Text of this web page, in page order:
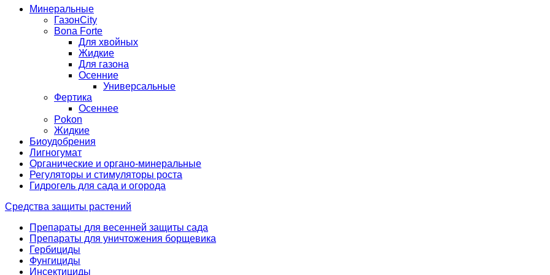
Минеральные
ГазонCity
Bona Forte
Для хвойных
Жидкие
Для газона
Осенние
Универсальные
Фертика
Осеннее
Pokon
Жидкие
Биоудобрения
Лигногумат
Органические и органо-минеральные
Регуляторы и стимуляторы роста
Гидрогель для сада и огорода
Средства защиты растений
Препараты для весенней защиты сада
Препараты для уничтожения борщевика
Гербициды
Фунгициды
Инсектициды